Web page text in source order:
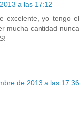
a las 17:12
excelente, yo tengo el
mucha cantidad nunca
de 2013 a las 17:36